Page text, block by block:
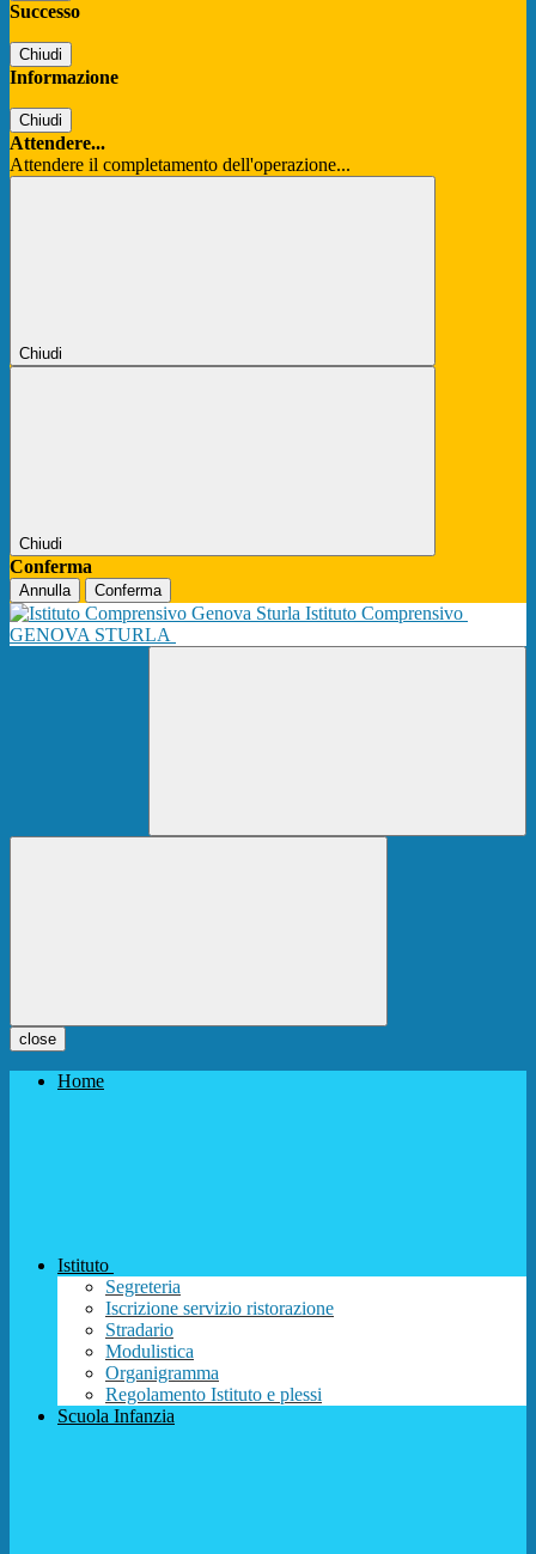
Successo
Chiudi
Informazione
Chiudi
Attendere...
Attendere il completamento dell'operazione...
Chiudi
Chiudi
Conferma
Annulla Conferma
Istituto Comprensivo
GENOVA STURLA
close
Home
Istituto
Segreteria
Iscrizione servizio ristorazione
Stradario
Modulistica
Organigramma
Regolamento Istituto e plessi
Scuola Infanzia